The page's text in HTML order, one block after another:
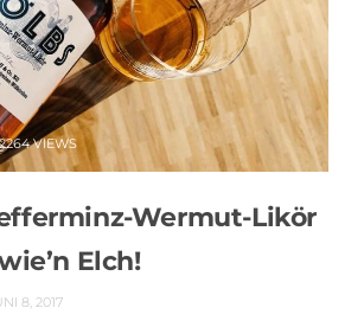
2264 VIEWS
Wermut-Likör
Elch!
8, 2017